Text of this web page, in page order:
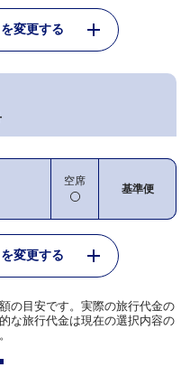
変更する
空席
基準便
変更する
の目安です。実際の旅行代金の
な旅行代金は現在の選択内容の